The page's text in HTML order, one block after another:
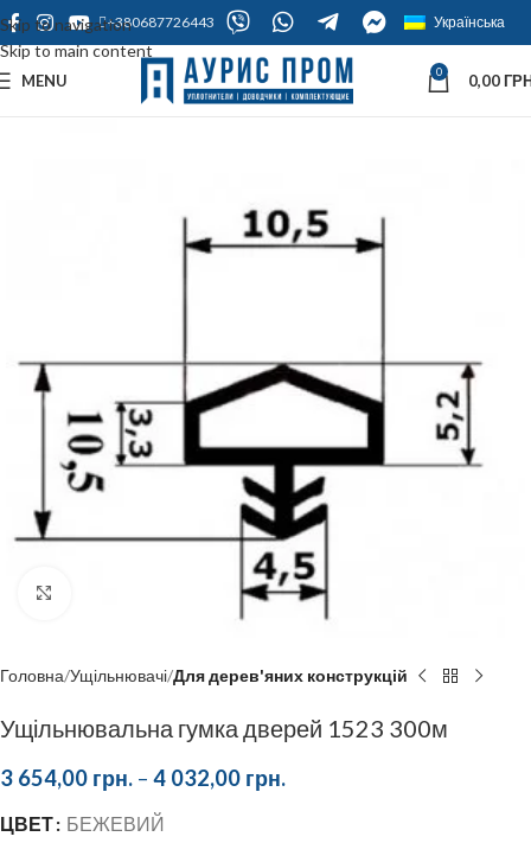
Skip to navigation
Skip to main content
+380687726443 Українська
MENU 0 0,00
Головна Ущільнювачі Для дерев'яних конструкцій
Ущільнювальна гумка дверей 1523 300м
3 654,00 грн. – 4 032,00 грн.
ЦВЕТ БЕЖЕВИЙ